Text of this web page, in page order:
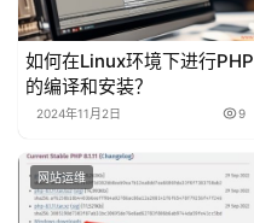
如何在Linux环境下进行PHP
的编译和安装？
2024年11月2日 9
网站运维